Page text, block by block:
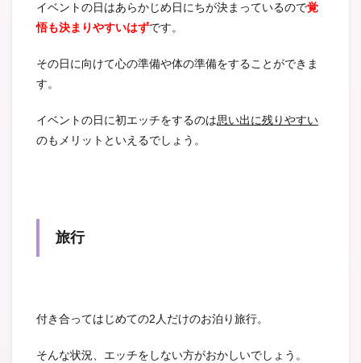
イベントの日はあらかじめ日にちが決まっているので覚
悟も決まりやすいはずです。
その日に向けて心の準備や体の準備をすることができま
す。
イベントの日に初エッチをするのは思い出に残りやすい
のもメリットといえるでしょう。
旅行
付き合ってはじめての2人だけのお泊り旅行。
そんな状況、エッチをしない方がおかしいでしょう。